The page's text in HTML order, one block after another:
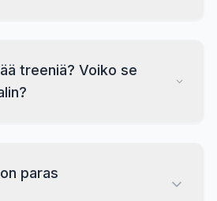
treeniä? Voiko se
paras